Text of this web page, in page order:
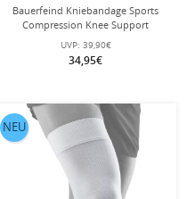
Bauerfeind Kniebandage Sports
Compression Knee Support
(Moderate Kompression) navyblau -
1 Stück
UVP: 39,90€
34,95€
NEU